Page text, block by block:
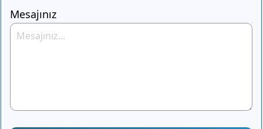
Mesajınız